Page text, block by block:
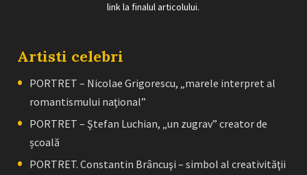
link la finalul articolului.
Artisti celebri
PORTRET – Nicolae Grigorescu, „marele interpret al
romantismului naţional”
PORTRET – Ştefan Luchian, „un zugrav” creator de
școală
PORTRET. Constantin Brâncuşi – simbol al creativităţii